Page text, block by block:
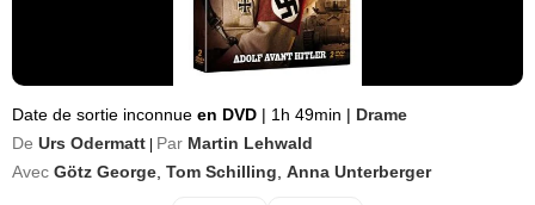
Date de sortie inconnue en DVD | 1h 49min | Drame
De Urs Odermatt Par Martin Lehwald
Avec Götz George Tom Schilling Anna Unterberger